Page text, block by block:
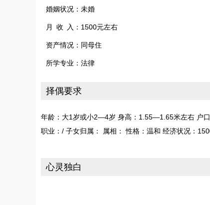
婚姻状况：未婚
月 收 入：1500元左右
资产情况：同母住
所学专业：法律
择偶要求
年龄：大1岁或小2—4岁 身高：1.55—1.65米左右 户
职业：/ 子女归属： 属相： 性格：温和 经济状况：
心灵独白